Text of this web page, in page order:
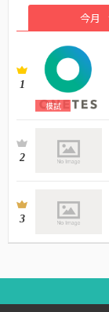
今月
1
模試
2
3